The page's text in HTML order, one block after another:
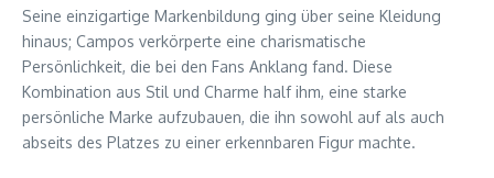
Seine einzigartige Markenbildung ging über seine Kleidung
hinaus; Campos verkörperte eine charismatische
Persönlichkeit, die bei den Fans Anklang fand. Diese
Kombination aus Stil und Charme half ihm, eine starke
persönliche Marke aufzubauen, die ihn sowohl auf als auch
abseits des Platzes zu einer erkennbaren Figur machte.